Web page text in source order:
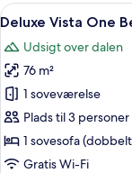
queensize-
(Vista)
Indlæs
alle
billeder
af
Deluxe
Vista
One
Bedroom
4
Deluxe Vista One
Udsigt over dalen
76 m²
1 soveværelse
Plads til 3 personer
1 sovesofa
Gratis Wi-Fi